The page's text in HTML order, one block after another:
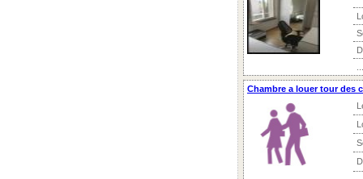
Chambre a louer tour des